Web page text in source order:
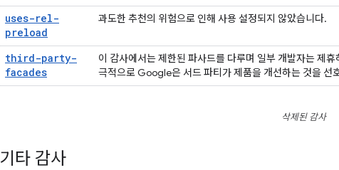
uses-rel-
preload
과도한 추천의 위험으로 인해 사용 설정되지 않았습니다.
third-party-
facades
이 감사에서는 제한된 파사드를 다루며 일부 개발자는 제
극적으로 Google은 서드 파티가 제품을 개선하는 것을 선
삭제된 감사
기타 감사